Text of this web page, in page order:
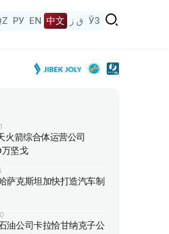
РУ EN 中文 ق ز ЎЗ
火箭综合体运营公司
坚戈
萨克斯坦加快打造汽车制
油公司卡拉恰甘纳克子公